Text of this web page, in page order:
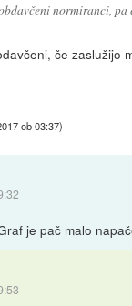
normiranci,
če zaslužijo
ob 03:37)
je pač malo